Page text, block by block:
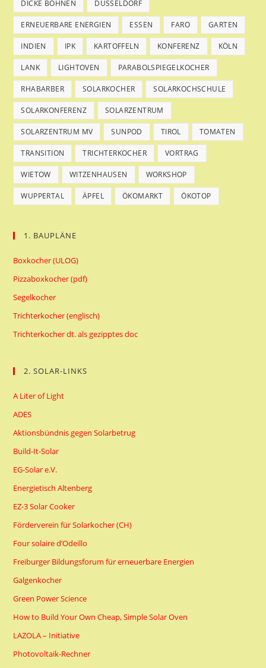
DICKE BOHNEN DÜSSELDORF
ERNEUERBARE ENERGIEN ESSEN FARO GARTEN
INDIEN IPK KARTOFFELN KONFERENZ KÖLN
LANK LIGHTOVEN PARABOLSPIEGELKOCHER
RHABARBER SOLARKOCHER SOLARKOCHSCHULE
SOLARKONFERENZ SOLARZENTRUM
SOLARZENTRUM MV SUNPOD TIROL TOMATEN
TRANSITION TRICHTERKOCHER VORTRAG
WIETOW WITZENHAUSEN WORKSHOP
WUPPERTAL ÄPFEL ÖKOMARKT ÖKOTOP
1. BAUPLÄNE
Boxkocher (ULOG)
Pizzaboxkocher (pdf)
Segelkocher
Trichterkocher (englisch)
Trichterkocher dt. als gezipptes doc
2. SOLAR-LINKS
A Liter of Light
ADES
Aktionsbündnis gegen Solarbetrug
Build-It-Solar
EG-Solar e.V.
Energietisch Altenberg
EZ-3 Solar Cooker
Förderverein für Solarkocher (CH)
Four solaire d’Odeillo
Freiburger Bildungsforum für erneuerbare Energien
Galgenkocher
Green Power Science
How to Build Your Own Cheap, Simple Solar Oven
LAZOLA – Initiative
Photovoltaik-Rechner